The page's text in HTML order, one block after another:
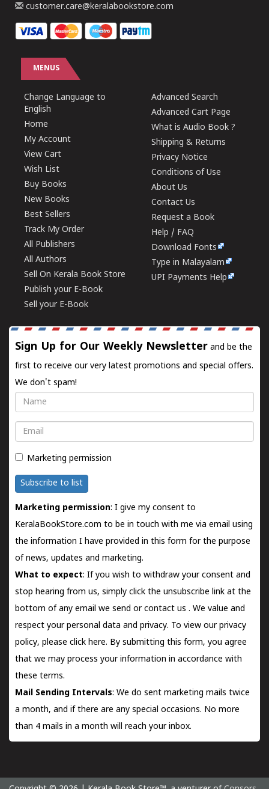
customer.care@keralabookstore.com
MENUS
Change Language to
English
Home
My Account
View Cart
Wish List
Buy Books
New Books
Best Sellers
Track My Order
All Publishers
All Authors
Sell On Kerala Book Store
Publish your E-Book
Sell your E-Book
Advanced Search
Advanced Cart Page
What is Audio Book ?
Shipping & Returns
Privacy Notice
Conditions of Use
About Us
Contact Us
Request a Book
Help / FAQ
Download Fonts
Type in Malayalam
UPI Payments Help
Sign Up for Our Weekly Newsletter and be the
first to receive our very latest promotions and special offers.
We don't spam!
Name
Email
Marketing permission
Subscribe to list
Marketing permission: I give my consent to
KeralaBookStore.com to be in touch with me via email using
the information I have provided in this form for the purpose
of news, updates and marketing.
What to expect: If you wish to withdraw your consent and
stop hearing from us, simply click the unsubscribe link at the
bottom of any email we send orcontact us . We value and
respect your personal data and privacy. To view our privacy
policy, please click here. By submitting this form, you agree
that we may process your information in accordance with
these terms.
Mail Sending Intervals: We do sent marketing mails twice
a month, and if there are any special occasions. No more
than 4 mails in a month will reach your inbox.